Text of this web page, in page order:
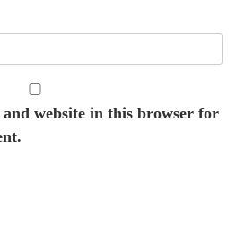
and website in this browser for